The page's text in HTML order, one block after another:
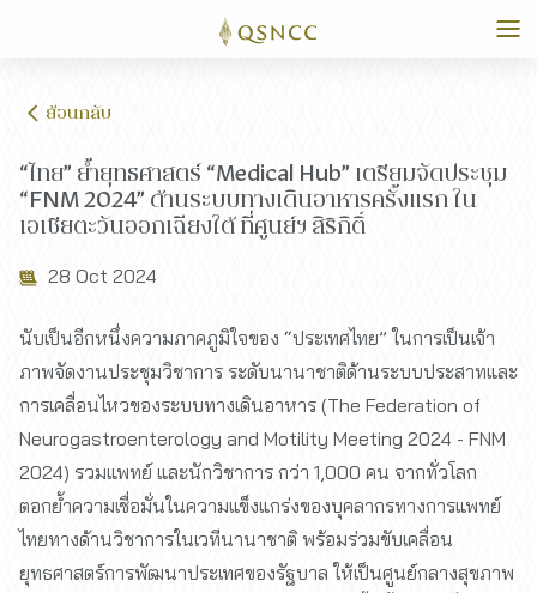
ย้อนกลับ
“ไทย” ย้ำยุทธศาสตร์ “Medical Hub” เตรียมจัดประชุม
“FNM 2024” ด้านระบบทางเดินอาหารครั้งแรก ใน
เอเชียตะวันออกเฉียงใต้ ที่ศูนย์ฯ สิริกิติ์
28 Oct 2024
นับเป็นอีกหนึ่งความภาคภูมิใจของ “ประเทศไทย” ในการเป็นเจ้า
ภาพจัดงานประชุมวิชาการ ระดับนานาชาติด้านระบบประสาทและ
การเคลื่อนไหวของระบบทางเดินอาหาร (The Federation of
Neurogastroenterology and Motility Meeting 2024 - FNM
2024) รวมแพทย์ และนักวิชาการ กว่า 1,000 คน จากทั่วโลก
ตอกย้ำความเชื่อมั่นในความแข็งแกร่งของบุคลากรทางการแพทย์
ไทยทางด้านวิชาการในเวทีนานาชาติ พร้อมร่วมขับเคลื่อน
ยุทธศาสตร์การพัฒนาประเทศของรัฐบาล ให้เป็นศูนย์กลางสุขภาพ